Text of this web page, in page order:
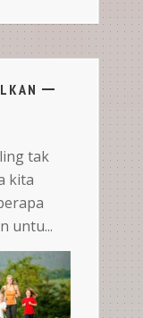
tak
kita
untu...